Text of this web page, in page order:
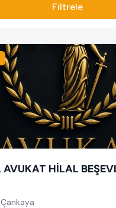
Filtrele
HİLAL